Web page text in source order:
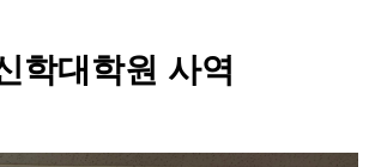
학대학원 사역